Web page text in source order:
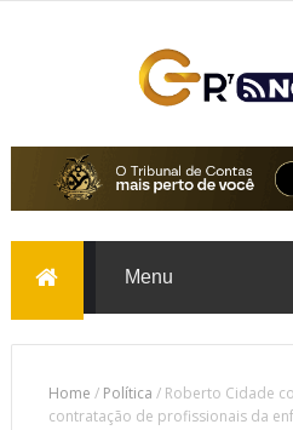
Home / Política / Roberto Cidade
contratação de profissionais da